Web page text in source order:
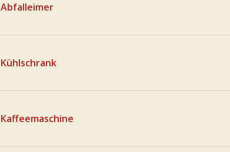
Abfalleimer
Kühlschrank
Kaffeemaschine